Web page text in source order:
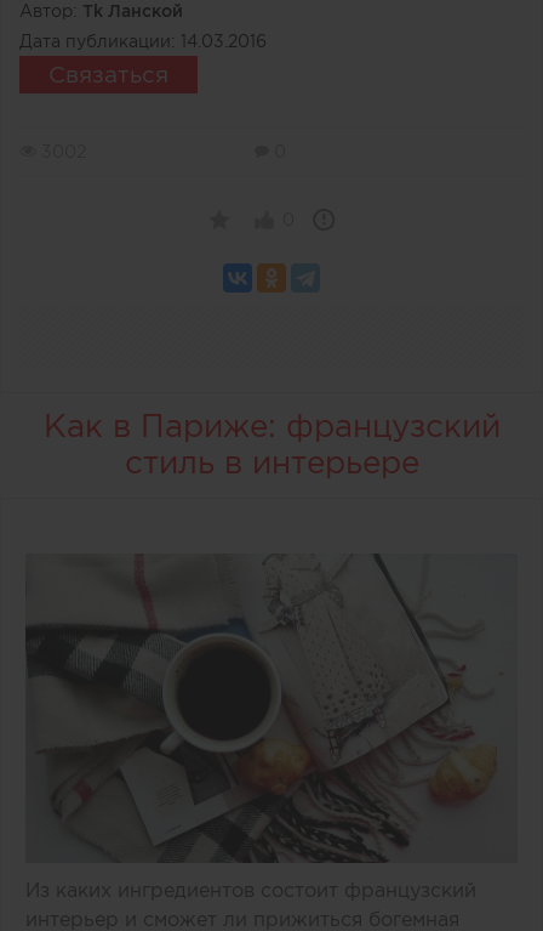
Автор: Тk Ланской
Дата публикации: 14.03.2016
Связаться
Как в Париже: французский
стиль в интерьере
Из каких ингредиентов состоит французский
интерьер и сможет ли прижиться богемная